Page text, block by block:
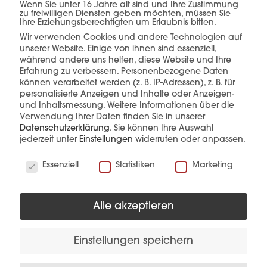
einer Hand.
mehr erfahren
Diese Produkte könnten Sie auch
Wenn Sie unter 16 Jahre alt sind und Ihre Zustimmung
zu freiwilligen Diensten geben möchten, müssen Sie
Ihre Erziehungsberechtigten um Erlaubnis bitten.
Wir verwenden Cookies und andere Technologien auf
unserer Website. Einige von ihnen sind essenziell,
während andere uns helfen, diese Website und Ihre
Erfahrung zu verbessern. Personenbezogene Daten
können verarbeitet werden (z. B. IP-Adressen), z. B. für
personalisierte Anzeigen und Inhalte oder Anzeigen-
und Inhaltsmessung. Weitere Informationen über die
Verwendung Ihrer Daten finden Sie in unserer
Datenschutzerklärung. Sie können Ihre Auswahl
jederzeit unter Einstellungen widerrufen oder anpassen.
Essenziell
Statistiken Marketing
Alle akzeptieren
Einstellungen speichern